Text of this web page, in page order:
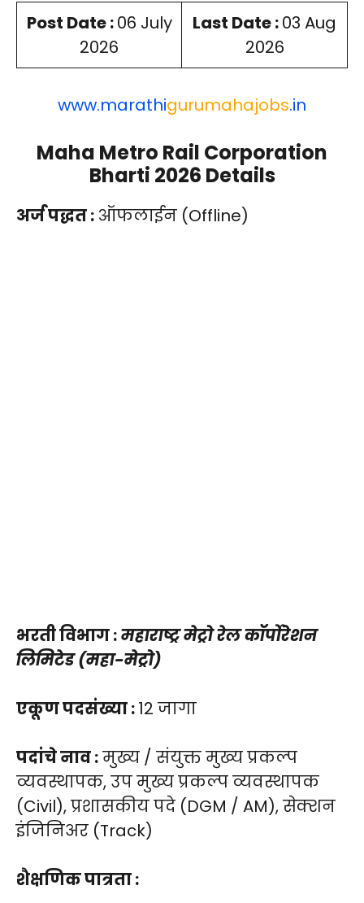
Post Date :06 July
2026
Last Date :03 Aug
2026
www.marathigurumahajobs.in
Maha Metro Rail Corporation
Bharti 2026 Details
अर्ज पद्धत : ऑफलाईन (Offline)
भरती विभाग :महाराष्ट्र मेट्रो रेल कॉर्पोरेशन
लिमिटेड (महा-मेट्रो)
एकूण पदसंख्या :12 जागा
पदांचे नाव :मुख्य / संयुक्त मुख्य प्रकल्प
व्यवस्थापक, उप मुख्य प्रकल्प व्यवस्थापक
(Civil), प्रशासकीय पदे (DGM / AM), सेक्शन
इंजिनिअर (Track)
शैक्षणिक पात्रता :